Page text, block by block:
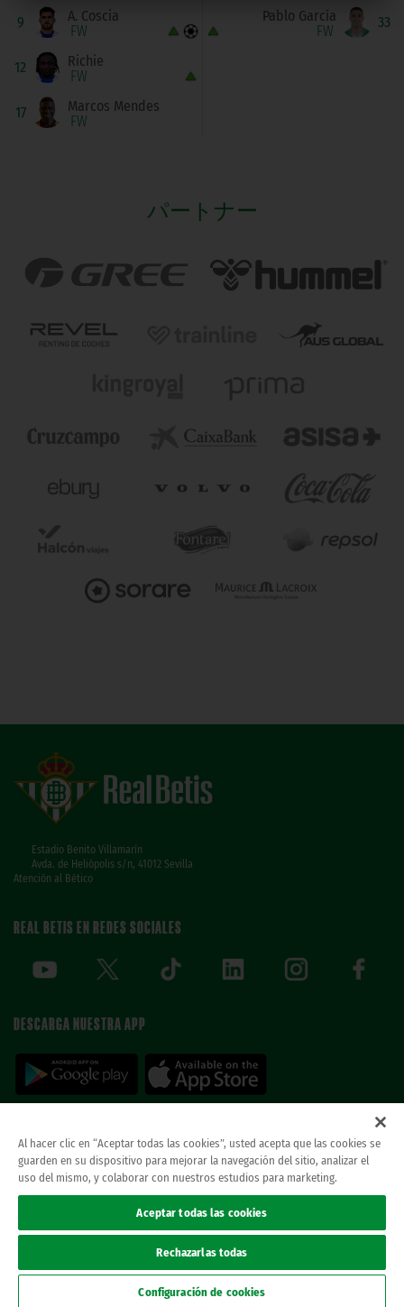
9
FW
A. Coscia
12
FW
Richie
17
FW
Marcos Mendes
33
FW
Pablo García
パートナー
Estadio Benito Villamarín
Avda. de Heliópolis s/n, 41012 Sevilla
Atención al Bético
REAL BETIS EN REDES SOCIALES
DESCARGA NUESTRA APP
© REAL BETIS BALOMPIE.当ウェブサイトは唯一のレアル・ベティス・バロン
ピエ公式ウェブサイトです。無断複製禁止。.
プライバシーポリシー
Canal ético
Al hacer clic en “Aceptar todas las cookies”, usted acepta que las cookies se
guarden en su dispositivo para mejorar la navegación del sitio, analizar el
uso del mismo, y colaborar con nuestros estudios para marketing.
Aceptar todas las cookies
Rechazarlas todas
Configuración de cookies